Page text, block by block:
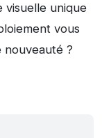
visuelle unique
vous
nouveauté ?